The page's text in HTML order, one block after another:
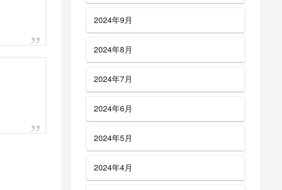
2024年9月
2024年8月
2024年7月
2024年6月
2024年5月
2024年4月